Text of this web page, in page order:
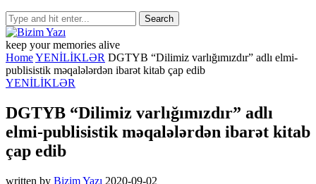
keep your memories alive
HomeYENİLİKLƏR DGTYB “Dilimiz varlığımızdır” adlı elmi-
publisistik məqalələrdən ibarət kitab çap edib
YENİLİKLƏR
DGTYB “Dilimiz varlığımızdır” adlı
elmi-publisistik məqalələrdən ibarət kitab
çap edib
written by Bizim Yazı 2020-09-02